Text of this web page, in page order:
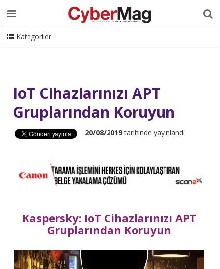
Ana Sayfa Hakkımızda Dergi Editörden
Danışmanlık
ISC Turkey Sizden Gelenler
İletişim
CyberMag Logo
Kategoriler
IoT Cihazlarınızı APT
Gruplarından Koruyun
20/08/2019tarihinde yayınlandı
Kaspersky: IoT Cihazlarınızı APT
Gruplarından Koruyun